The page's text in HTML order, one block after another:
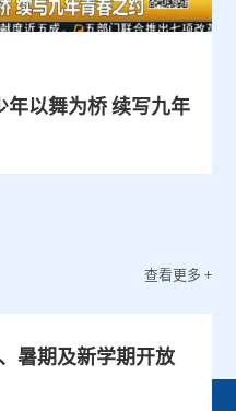
年以舞为桥 续写九年
查看更多 +
暑期及新学期开放